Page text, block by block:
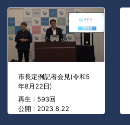
市長定例記者会見(令和5
年8月22日)
再生 : 593回
公開 : 2023.8.22